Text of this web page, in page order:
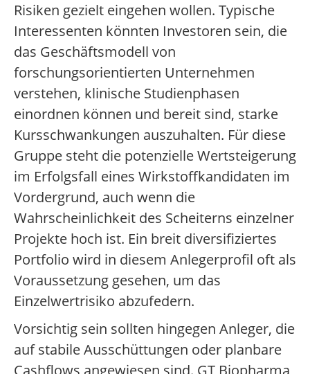
Risiken gezielt eingehen wollen. Typische
Interessenten könnten Investoren sein, die
das Geschäftsmodell von
forschungsorientierten Unternehmen
verstehen, klinische Studienphasen
einordnen können und bereit sind, starke
Kursschwankungen auszuhalten. Für diese
Gruppe steht die potenzielle Wertsteigerung
im Erfolgsfall eines Wirkstoffkandidaten im
Vordergrund, auch wenn die
Wahrscheinlichkeit des Scheiterns einzelner
Projekte hoch ist. Ein breit diversifiziertes
Portfolio wird in diesem Anlegerprofil oft als
Voraussetzung gesehen, um das
Einzelwertrisiko abzufedern.
Vorsichtig sein sollten hingegen Anleger, die
auf stabile Ausschüttungen oder planbare